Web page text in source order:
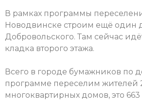
В рамках программы
Новодвинске строим ещё один
Добровольского. Там сейчас
кладка второго этажа.
Всего в городе бумажников по
программе переселим жителей
многоквартирных домов, это 663